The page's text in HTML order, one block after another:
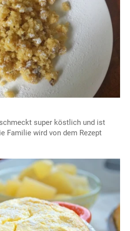
super köstlich und ist
Familie wird von dem Rezept